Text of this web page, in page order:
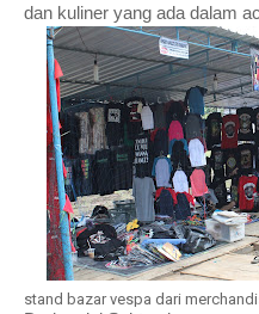
dan kuliner yang ada dalam
stand bazar vespa dari